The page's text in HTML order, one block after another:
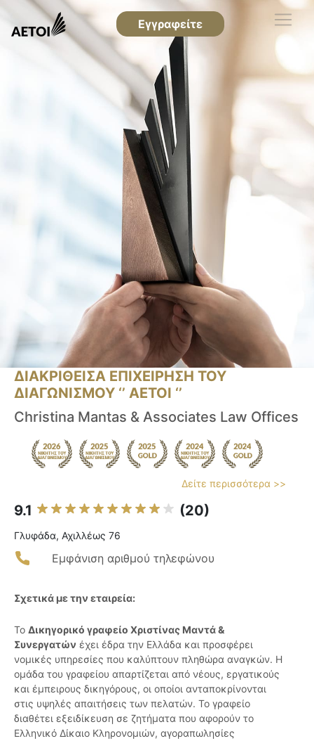
Εγγραφείτε
ΔΙΑΚΡΙΘΕΙΣΑ ΕΠΙΧΕΙΡΗΣΗ ΤΟΥ
ΔΙΑΓΩΝΙΣΜΟΥ ‘’ ΑΕΤΟΙ ‘’
Christina Mantas & Associates Law Offices
Δείτε περισσότερα >>
9.1 (20)
Γλυφάδα, Αχιλλέως 76
Εμφάνιση αριθμού τηλεφώνου
Σχετικά με την εταιρεία:
Το Δικηγορικό γραφείο Χριστίνας Μαντά &
Συνεργατών έχει έδρα την Ελλάδα και προσφέρει
νομικές υπηρεσίες που καλύπτουν πληθώρα αναγκών. Η
ομάδα του γραφείου απαρτίζεται από νέους, εργατικούς
και έμπειρους δικηγόρους, οι οποίοι ανταποκρίνονται
στις υψηλές απαιτήσεις των πελατών. Το γραφείο
διαθέτει εξειδίκευση σε ζητήματα που αφορούν το
Ελληνικό Δίκαιο Κληρονομιών, αγοραπωλησίες